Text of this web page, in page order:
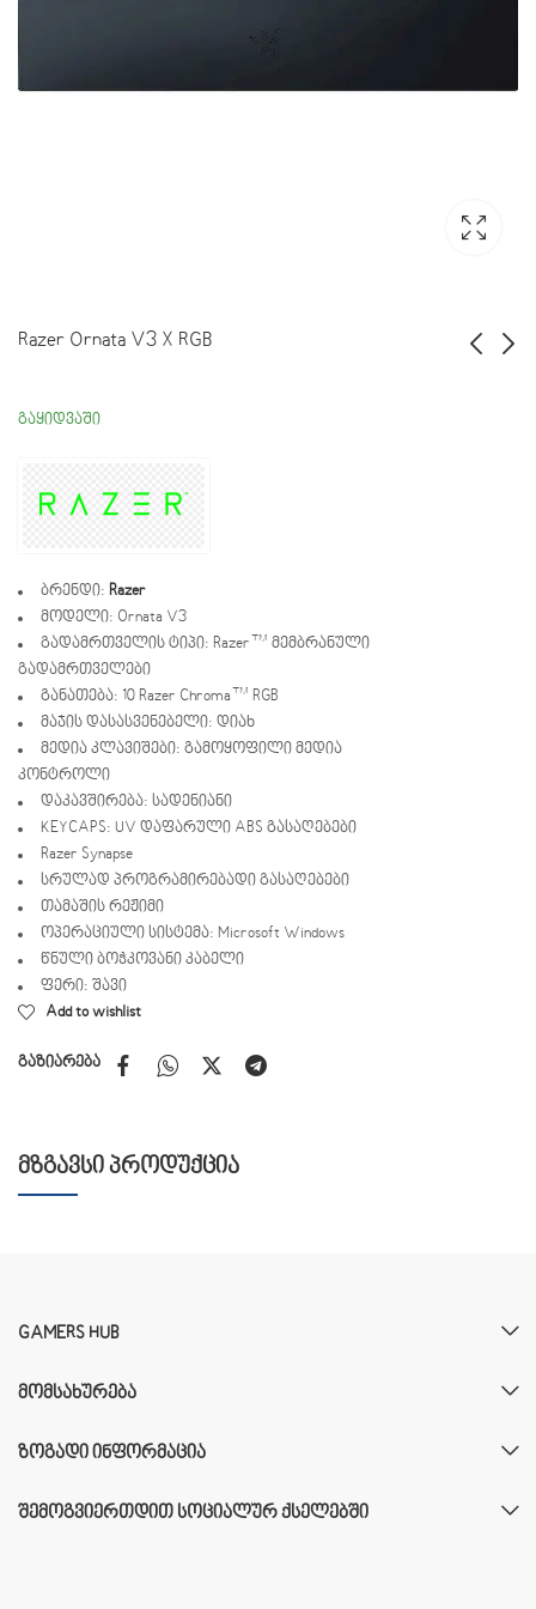
Razer Ornata V3 X RGB
გაყიდვაში
ბრენდი: Razer
მოდელი: Ornata V3
გადამრთველის ტიპი: Razer™ მემბრანული
გადამრთველები
განათება: 10 Razer Chroma™ RGB
მაჯის დასასვენებელი: დიახ
მედია კლავიშები: გამოყოფილი მედია
კონტროლი
დაკავშირება: სადენიანი
KEYCAPS: UV დაფარული ABS გასაღებები
Razer Synapse
სრულად პროგრამირებადი გასაღებები
თამაშის რეჟიმი
ოპერაციული სისტემა: Microsoft Windows
წნული ბოჭკოვანი კაბელი
ფერი: შავი
Add to wishlist
გაზიარება
ᲛᲖᲒᲐᲕᲡᲘ ᲞᲠᲝᲓᲣᲥᲪᲘᲐ
GAMERS HUB
ᲛᲝᲛᲡᲐᲮᲣᲠᲔᲑᲐ
ᲖᲝᲒᲐᲓᲘ ᲘᲜᲤᲝᲠᲛᲐᲪᲘᲐ
ᲨᲔᲛᲝᲒᲕᲘᲔᲠᲗᲓᲘᲗ ᲡᲝᲪᲘᲐᲚᲣᲠ ᲥᲡᲔᲚᲔᲑᲨᲘ